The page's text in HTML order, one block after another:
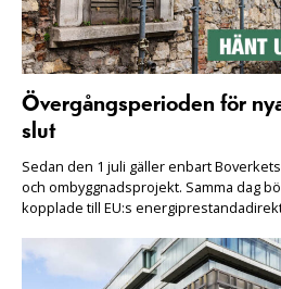
Övergångsperioden för
slut
Sedan den 1 juli gäller enbart
och ombyggnadsprojekt. Samma dag
kopplade till EU:s